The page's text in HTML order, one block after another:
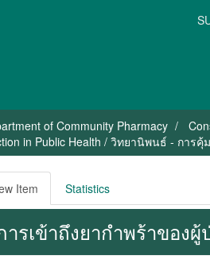
of Community Pharmacy
in Public Health / วิทยานิพนธ์ - กา
Item Statistics
ารเข้าถึงยากำพร้าของ